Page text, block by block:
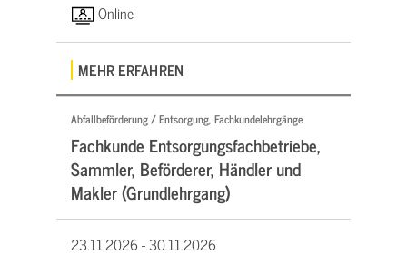
Online
MEHR ERFAHREN
Abfallbeförderung / Entsorgung, Fachkundelehrgänge
Fachkunde Entsorgungsfachbetriebe,
Sammler, Beförderer, Händler und
Makler (Grundlehrgang)
23.11.2026 -30.11.2026